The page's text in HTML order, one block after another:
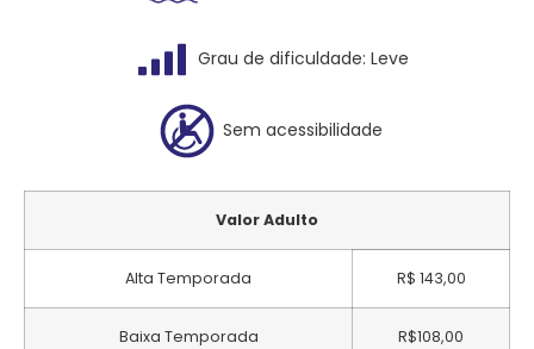
Grau de dificuldade: Leve
Sem acessibilidade
Valor Adulto
Alta Temporada R$ 143,00
Baixa Temporada R$108,00